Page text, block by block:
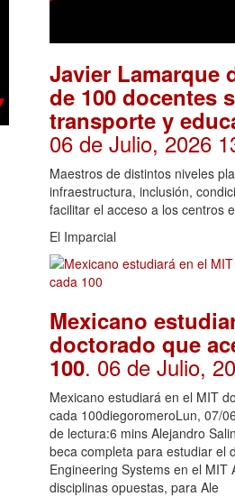
Javier Lamarque
de 100 docentes
transporte y
06 de Julio, 2026
Maestros de distintos niveles
infraestructura, inclusión,
facilitar el acceso a los centros
El Imparcial
Mexicano
doctorado que
100. 06 de Julio,
Mexicano estudiará en el MIT
cada 100diegoromeroLun, 07/
de lectura:6 mins Alejandro
beca completa para estudiar el
Engineering Systems en el
disciplinas opuestas, para Ale